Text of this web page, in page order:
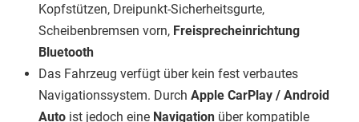
Kopfstützen, Dreipunkt-Sicherheitsgurte,
Scheibenbremsen vorn, Freisprecheinrichtung
Bluetooth
Das Fahrzeug verfügt über kein fest verbautes
Navigationssystem. Durch Apple CarPlay / Android
Auto ist jedoch eine Navigation über kompatible